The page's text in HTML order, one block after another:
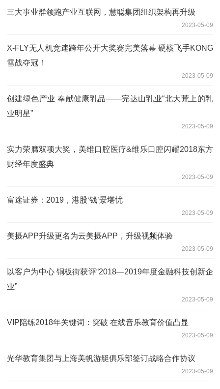
三大事业群领跑产业互联网，慧聪集团组织架构再升级
2023-05-09
X-FLY无人机竞速跨年公开大奖赛完美落幕 硬核飞手KONG
雪战夺冠！
2023-05-09
创建绿色产业 奉献健康乳品——完达山乳业“北大荒上的乳
业明星”
2023-05-09
实力荣膺双项大奖，美维口腔医疗&维乐口腔闪耀2018东方
财经年度盛典
2023-05-09
富途证券：2019，港股‘钱’景堪忧
2023-05-09
美摄APP升级更名为云美摄APP，升级视频体验
2023-05-09
以客户为中心 铜板街获评“2018—2019年度金融科技创新企
业”
2023-05-09
VIP陪练2018年关键词：突破 在线音乐教育价值凸显
2023-05-09
光华教育集团与上海美帆游艇俱乐部签订战略合作协议
2023-05-09